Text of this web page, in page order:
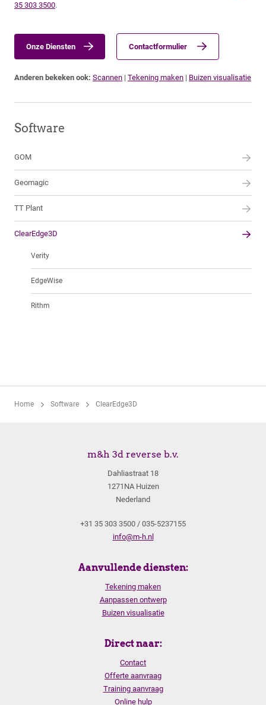
35 303 3500.
Onze Diensten Contactformulier
Anderen bekeken ook: Scannen | Tekening maken | Buizen visualisatie
Software
GOM
Geomagic
TT Plant
ClearEdge3D
Verity
EdgeWise
Rithm
Home Software ClearEdge3D
m&h 3d reverse b.v.
Dahliastraat 18
1271NA Huizen
Nederland
+31 35 303 3500 / 035-5237155
info@m-h.nl
Aanvullende diensten:
Tekening maken
Aanpassen ontwerp
Buizen visualisatie
Direct naar:
Contact
Offerte aanvraag
Training aanvraag
Online hulp